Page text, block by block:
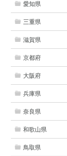
愛知県
三重県
滋賀県
京都府
大阪府
兵庫県
奈良県
和歌山県
鳥取県